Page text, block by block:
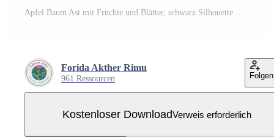
Apfel Baum Ast mit Früchte und Blätter, schwarz Silhouette Kunst Kostenloser Vektor
Forida Akther Rimu
961 Ressourcen Folgen
Kostenloser DownloadVerweis erforderlich